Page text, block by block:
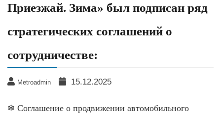
Приезжай. Зима» был подписан ряд
стратегических соглашений о
сотрудничестве:
Metroadmin 15.12.2025
❄ Соглашение о продвижении автомобильного